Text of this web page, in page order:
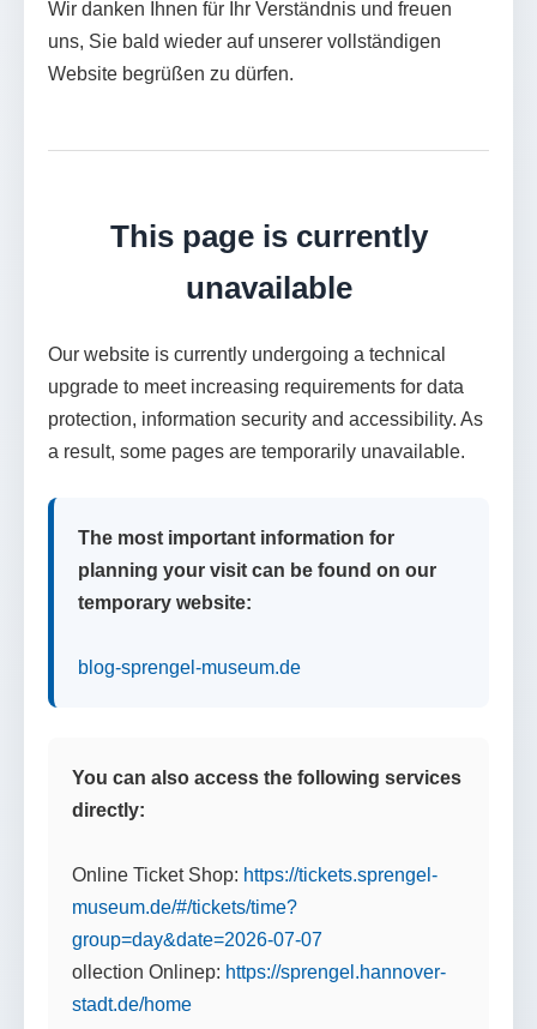
Wir danken Ihnen für Ihr Verständnis und freuen
uns, Sie bald wieder auf unserer vollständigen
Website begrüßen zu dürfen.
This page is currently
unavailable
Our website is currently undergoing a technical
upgrade to meet increasing requirements for data
protection, information security and accessibility. As
a result, some pages are temporarily unavailable.
The most important information for
planning your visit can be found on our
temporary website:
blog-sprengel-museum.de
You can also access the following services
directly:
Online Ticket Shop: https://tickets.sprengel-
museum.de/#/tickets/time?
group=day&date=2026-07-07
ollection Onlinep: https://sprengel.hannover-
stadt.de/home